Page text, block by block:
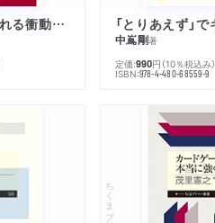
人生のレールを外れる衝動のみつけかた
中嶌剛著
定価:990円 （10％税込み）
ISBN:978-4-480-68559-9
ちくまプリマー新書